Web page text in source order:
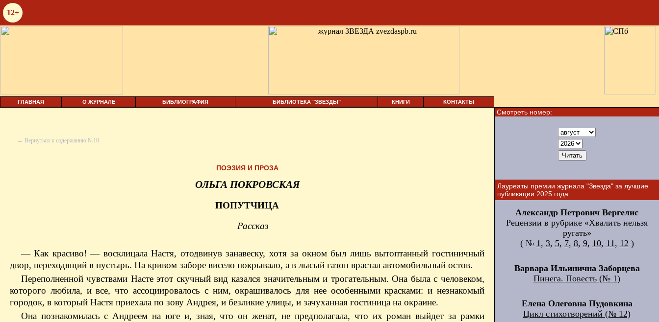
12+
ГЛАВНАЯ О ЖУРНАЛЕ БИБЛИОГРАФИЯ БИБЛИОТЕКА "ЗВЕЗДЫ" КНИГИ КОНТАКТЫ
← Вернуться к содержанию №10
ПОЭЗИЯ И ПРОЗА
ОЛЬГА ПОКРОВСКАЯ
ПОПУТЧИЦА
Рассказ
— Как красиво! — восклицала Настя, отодвинув занавеску, хотя за окном был лишь вытоптанный гостиничный
двор, переходящий в пустырь. На кривом заборе висело покрывало, а в лысый газон врастал автомобильный остов.
Переполненной чувствами Насте этот скучный вид казался значительным и трогательным. Она была с человеком,
которого любила, и все, что ассоциировалось с ним, окрашивалось для нее особенными красками: и незнакомый
городок, в который Настя приехала по зову Андрея, и безликие улицы, и зачуханная гостиница на окраине.
Она познакомилась с Андреем на юге и, зная, что он женат, не предполагала, что их роман выйдет за рамки
Смотреть номер:
Лауреаты премии журнала "Звезда" за лучшие
публикации 2025 года
Александр Петрович Вергелис
Рецензии в рубрике «Хвалить нельзя
ругать»
( № 1, 3, 5, 7, 8, 9, 10, 11, 12 )
Варвара Ильинична Заборцева
Пинега. Повесть (№ 1)
Елена Олеговна Пудовкина
Цикл стихотворений (№ 12)